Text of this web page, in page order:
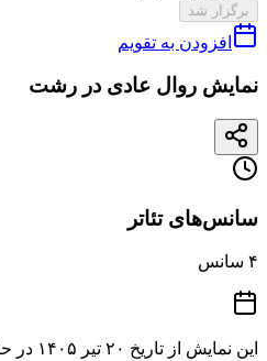
برگزار شد
افزودن به تقویم
نمایش روال عادی در رشت
سانس‌های تئاتر
۴ سانس
این نمایش از تاریخ ۲۰ تیر ۱۴۰۵ در